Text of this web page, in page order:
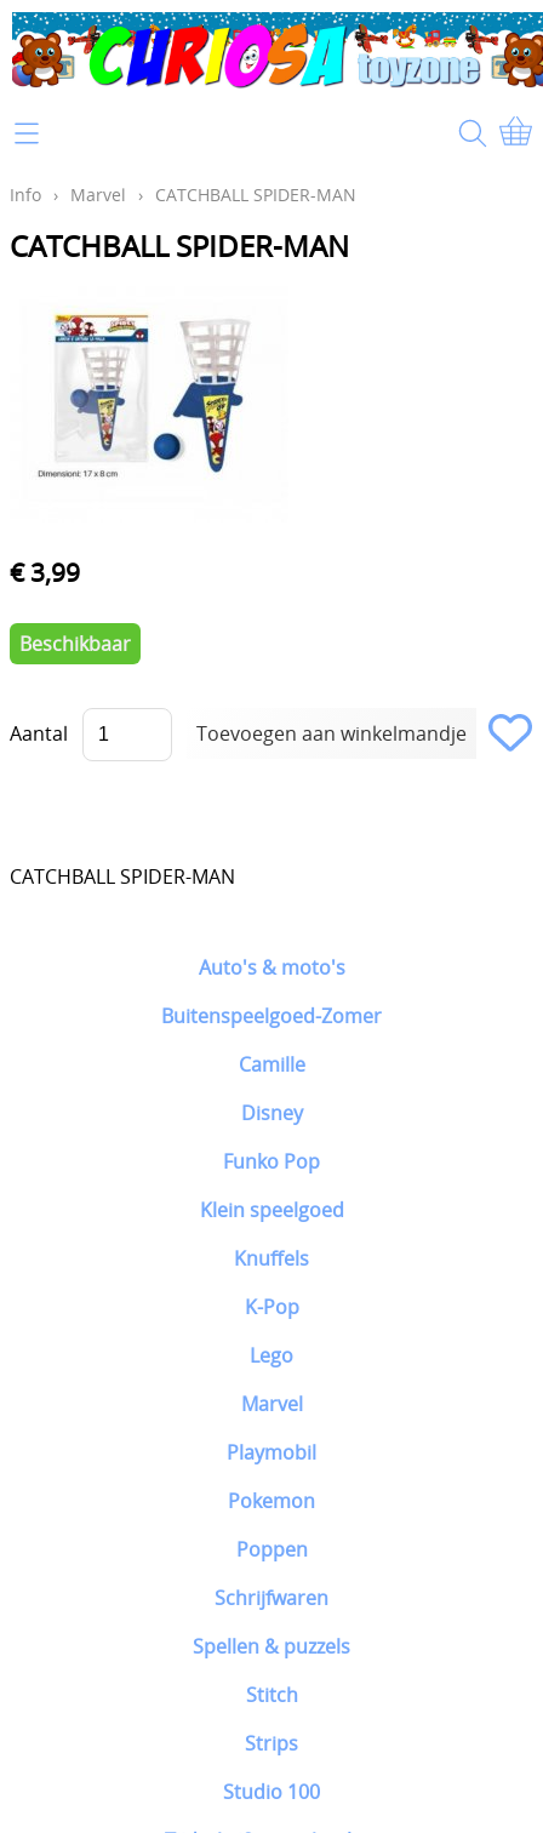
Home
Info
Mijn account
Auto's & moto's
Buitenspeelgoed-Zomer
Camille
Disney
Funko Pop
Klein speelgoed
Knuffels
K-Pop
Lego
Marvel
Playmobil
Pokemon
Poppen
Schrijfwaren
Spellen & puzzels
Stitch
Strips
Studio 100
Info › Marvel › CATCHBALL SPIDER-MAN
CATCHBALL SPIDER-MAN
€ 3,99
Beschikbaar
Aantal
CATCHBALL SPIDER-MAN